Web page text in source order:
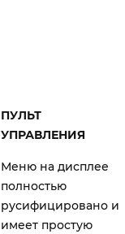
ПУЛЬТ
УПРАВЛЕНИЯ
Меню на дисплее
полностью
русифицировано и
имеет простую